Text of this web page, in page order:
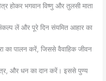
होकर भगवान विष्णु और तुलसी माता
लें और पूरे दिन संयमित आहार का
का पालन करें, जिससे वैवाहिक जीवन
और धन का दान करें। इससे पुण्य